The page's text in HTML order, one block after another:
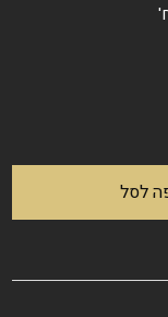
לסל